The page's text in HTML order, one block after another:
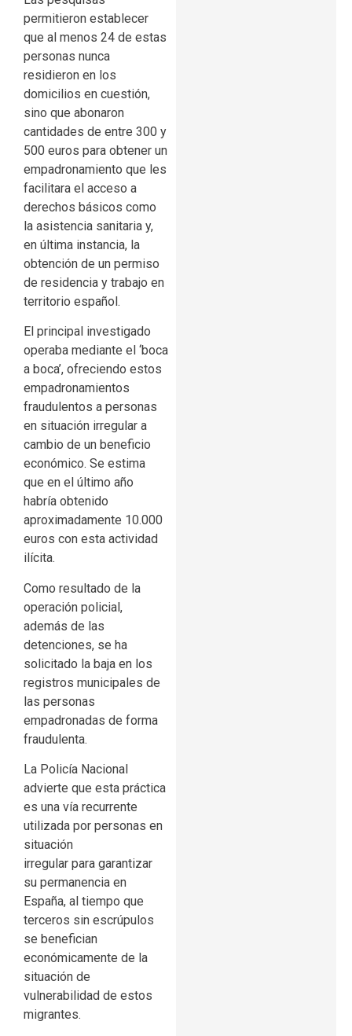
permitieron establecer
que al menos 24 de estas
personas nunca
residieron en los
domicilios en cuestión,
sino que abonaron
cantidades de entre 300 y
500 euros para obtener un
empadronamiento que les
facilitara el acceso a
derechos básicos como
la asistencia sanitaria y,
en última instancia, la
obtención de un permiso
de residencia y trabajo en
territorio español.
El principal investigado
operaba mediante el ‘boca
a boca’, ofreciendo estos
empadronamientos
fraudulentos a personas
en situación irregular a
cambio de un beneficio
económico. Se estima
que en el último año
habría obtenido
aproximadamente 10.000
euros con esta actividad
ilícita.
Como resultado de la
operación policial,
además de las
detenciones, se ha
solicitado la baja en los
registros municipales de
las personas
empadronadas de forma
fraudulenta.
La Policía Nacional
advierte que esta práctica
es una vía recurrente
utilizada por personas en
situación
irregular para garantizar
su permanencia en
España, al tiempo que
terceros sin escrúpulos
se benefician
económicamente de la
situación de
vulnerabilidad de estos
migrantes.